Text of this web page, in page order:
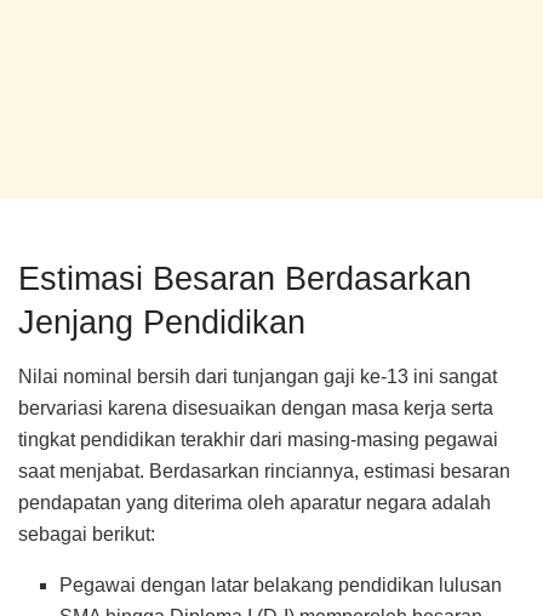
Estimasi Besaran Berdasarkan
Jenjang Pendidikan
Nilai nominal bersih dari tunjangan gaji ke-13 ini sangat
bervariasi karena disesuaikan dengan masa kerja serta
tingkat pendidikan terakhir dari masing-masing pegawai
saat menjabat. Berdasarkan rinciannya, estimasi besaran
pendapatan yang diterima oleh aparatur negara adalah
sebagai berikut:
Pegawai dengan latar belakang pendidikan lulusan